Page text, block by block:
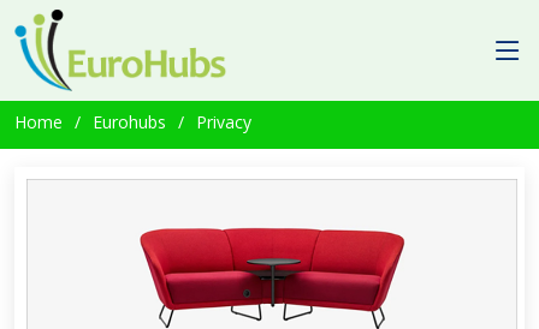
Home Eurohubs Privacy